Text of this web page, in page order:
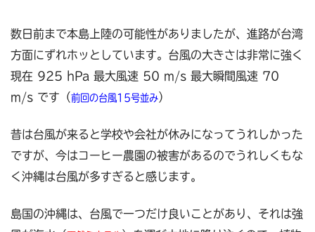
数日前まで本島上陸の可能性がありましたが、進路が台湾
方面にずれホッとしています。台風の大きさは非常に強く
現在 925 hPa 最大風速 50 m/s 最大瞬間風速 70
m/s です（前回の台風15号並み）
昔は台風が来ると学校や会社が休みになってうれしかった
ですが、今はコーヒー農園の被害があるのでうれしくもな
く沖縄は台風が多すぎると感じます。
島国の沖縄は、台風で一つだけ良いことがあり、それは強